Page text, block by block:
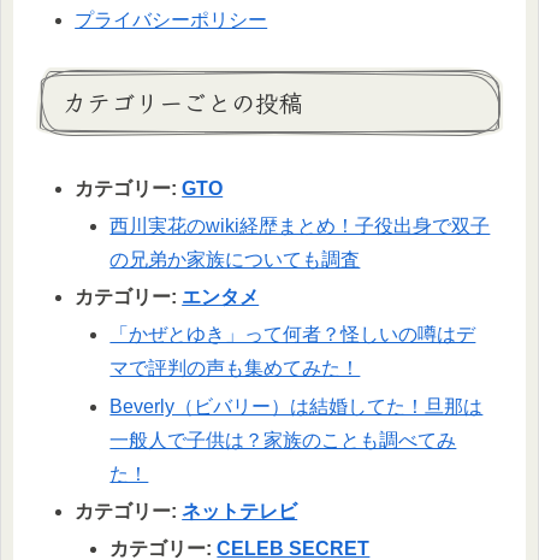
プライバシーポリシー
カテゴリーごとの投稿
カテゴリー:GTO
西川実花のwiki経歴まとめ！子役出身で双子
の兄弟か家族についても調査
カテゴリー: エンタメ
「かぜとゆき」って何者？怪しいの噂はデ
マで評判の声も集めてみた！
Beverly（ビバリー）は結婚してた！旦那は
一般人で子供は？家族のことも調べてみ
た！
カテゴリー:ネットテレビ
カテゴリー:CELEB SECRET